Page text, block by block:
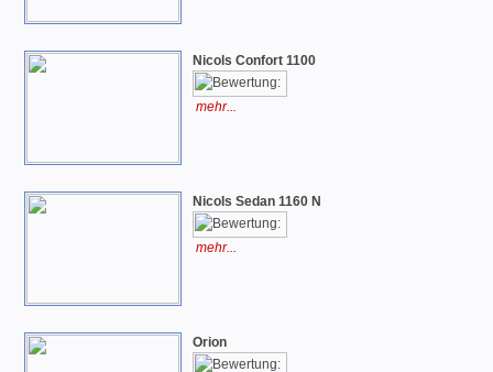
Nicols Confort 1100
mehr...
Nicols Sedan 1160 N
mehr...
Orion